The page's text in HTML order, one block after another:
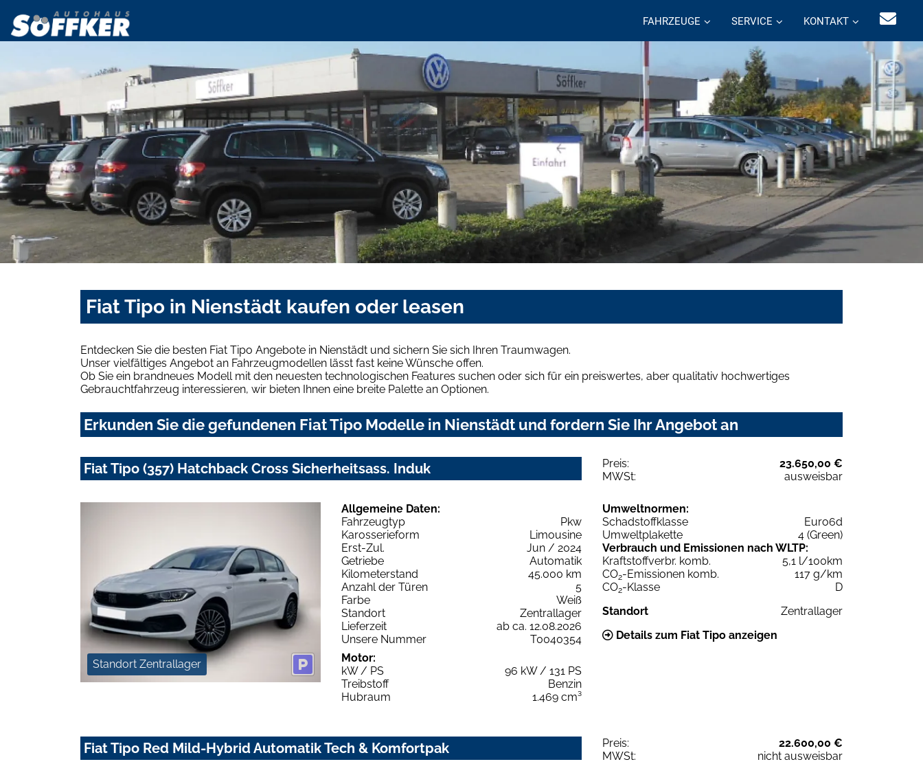
FAHRZEUGE SERVICE KONTAKT
Fiat Tipo in Nienstädt kaufen oder leasen
Entdecken Sie die besten Fiat Tipo Angebote in Nienstädt und sichern Sie sich Ihren Traumwagen.
Unser vielfältiges Angebot an Fahrzeugmodellen lässt fast keine Wünsche offen.
Ob Sie ein brandneues Modell mit den neuesten technologischen Features suchen oder sich für ein preiswertes, aber qualitativ hochwertiges
Gebrauchtfahrzeug interessieren, wir bieten Ihnen eine breite Palette an Optionen.
Erkunden Sie die gefundenen Fiat Tipo Modelle in Nienstädt und fordern Sie Ihr Angebot an
Fiat Tipo (357) Hatchback Cross Sicherheitsass. Induk Preis:
23.650,00 €
MWSt:
ausweisbar
Standort Zentrallager
Allgemeine Daten:
Fahrzeugtyp
Pkw
Karosserieform
Limousine
Erst-Zul.
Jun / 2024
Getriebe
Automatik
Kilometerstand
45.000 km
Anzahl der Türen
5
Farbe
Weiß
Standort
Zentrallager
Lieferzeit
ab ca. 12.08.2026
Unsere Nummer
T0040354
Motor:
kW / PS
96 kW / 131 PS
Treibstoff
Benzin
Hubraum
1.469 cm³
Umweltnormen:
Schadstoffklasse
Euro6d
Umweltplakette
4 (Green)
Verbrauch und Emissionen nach WLTP:
Kraftstoffverbr. komb.
5,1 l/100km
CO2-Emissionen komb.
117 g/km
CO2-Klasse
D
Standort
Zentrallager
Details zum Fiat Tipo anzeigen
Fiat Tipo Red Mild-Hybrid Automatik Tech & Komfortpak Preis:
22.600,00 €
MWSt:
nicht ausweisbar